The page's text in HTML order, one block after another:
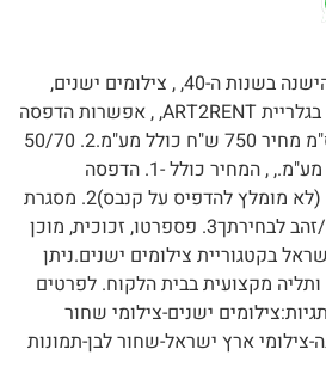
צילום של כיכר דיזינגוף הישנה בשנות ה-40, , צילומים ישנים,
צילומי שחור לבן. , בלעדי בגלריית ART2RENT, , אפשרות הדפסה
בשני גדלים -, 1. 40/60 ס"מ מחיר 750 ש"ח כולל מע"מ.2. 50/70
ס"מ מחיר 980 ש"ח כולל מע"מ., , המחיר כולל -1. הדפסה
איכותית עד נייר אירופאי (לא מומלץ להדפיס על קנבס)2. מסגרת
עץ בצבע לבן/שחור/כסף/זהב לבחירתך3. פספרטו, זכוכית, מוכן
בקטגוריית צילומים ישנים.ניתן
מקצועית בבית הלקוח. לפרטים
03-6023699, , תגיות:צילומים ישנים-צילומי שחור
צילומי ארץ ישראל-שחור לבן-תמונות